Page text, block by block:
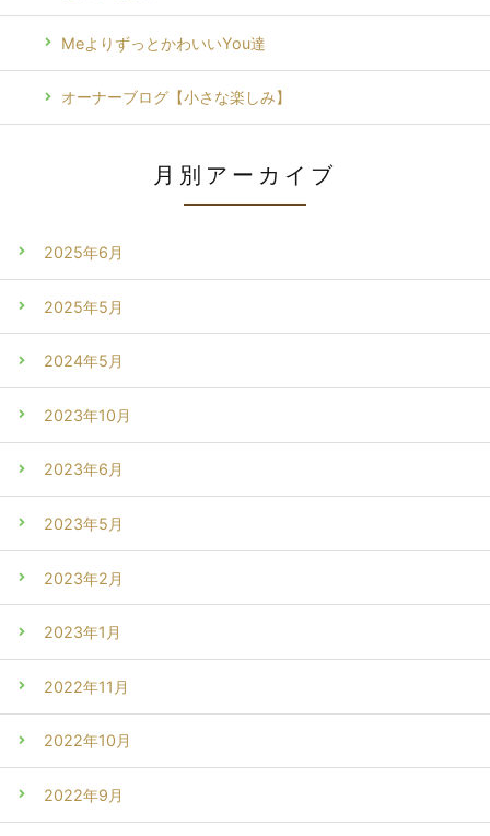
MeよりずっとかわいいYou達
オーナーブログ【小さな楽しみ】
月別アーカイブ
2025年6月
2025年5月
2024年5月
2023年10月
2023年6月
2023年5月
2023年2月
2023年1月
2022年11月
2022年10月
2022年9月